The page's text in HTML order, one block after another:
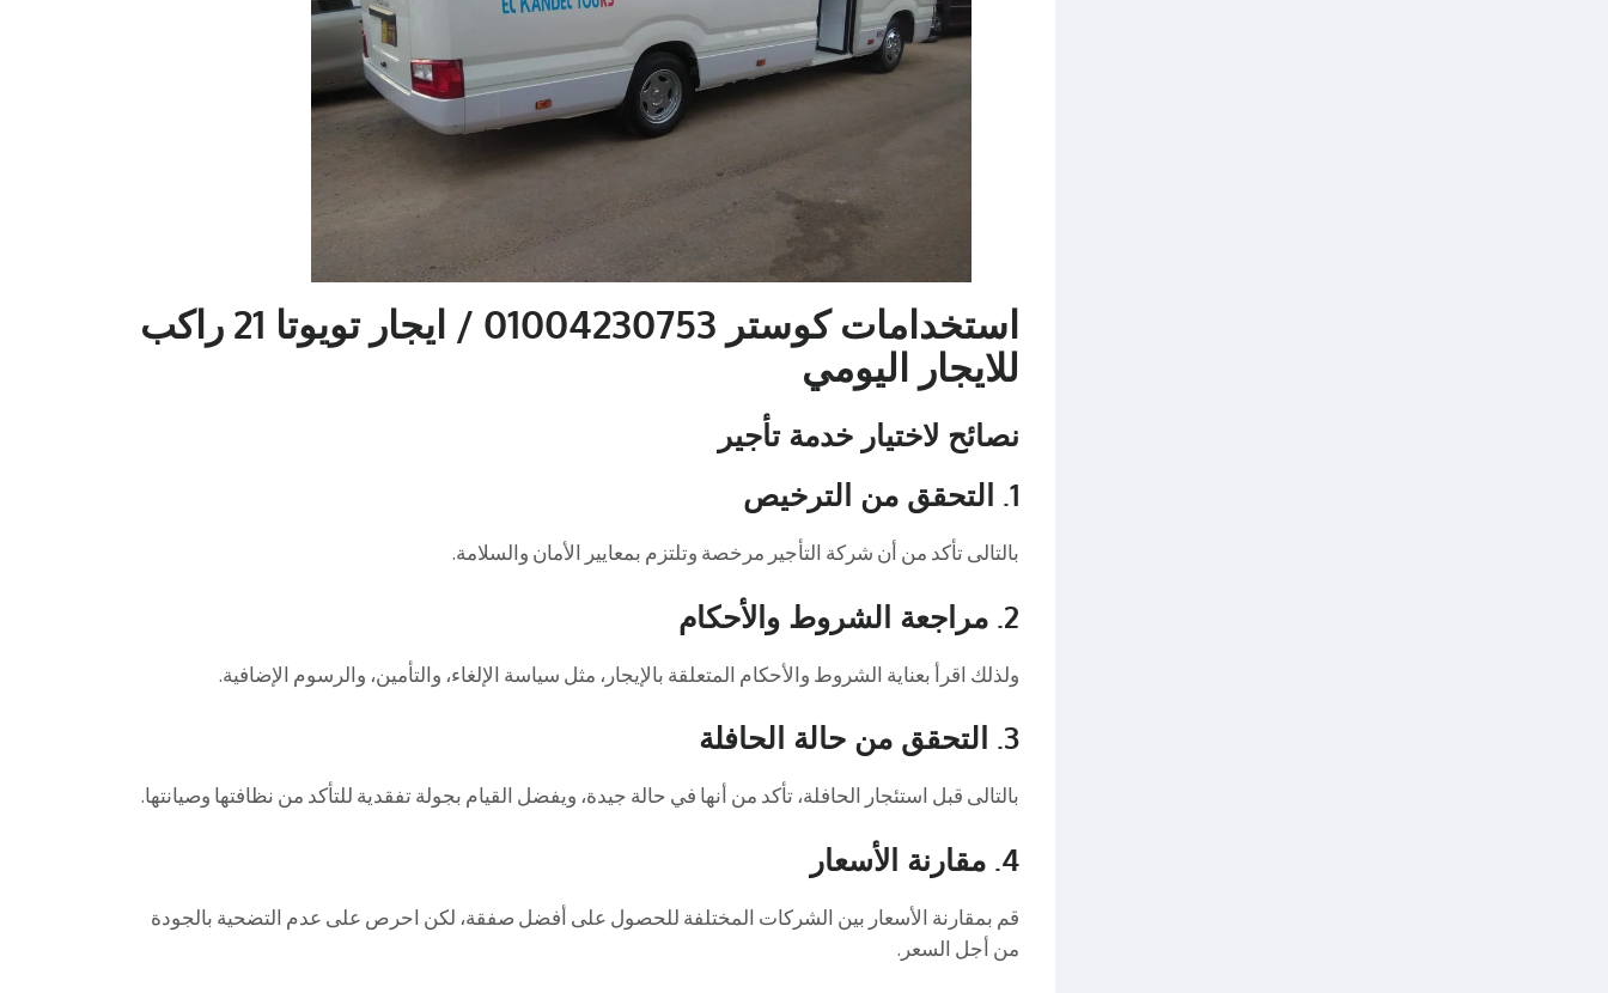
استخدامات كوستر 01004230753 / ايجار تويوتا 21 راكب
للايجار اليومي
نصائح لاختيار خدمة تأجير
1. التحقق من الترخيص
بالتالى تأكد من أن شركة التأجير مرخصة وتلتزم بمعايير الأمان والسلامة.
2. مراجعة الشروط والأحكام
ولذلك اقرأ بعناية الشروط والأحكام المتعلقة بالإيجار، مثل سياسة الإلغاء، والتأمين، والرسوم الإضافية.
3. التحقق من حالة الحافلة
بالتالى قبل استئجار الحافلة، تأكد من أنها في حالة جيدة، ويفضل القيام بجولة تفقدية للتأكد من نظافتها وصيانتها.
4. مقارنة الأسعار
قم بمقارنة الأسعار بين الشركات المختلفة للحصول على أفضل صفقة، لكن احرص على عدم التضحية بالجودة
من أجل السعر.